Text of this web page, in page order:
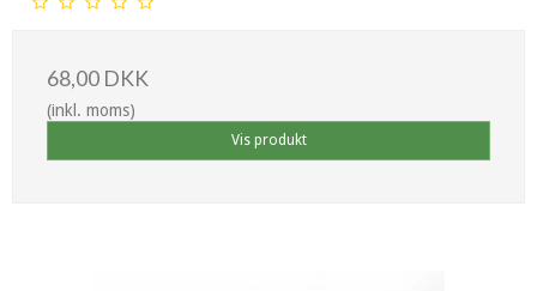
68,00 DKK
(inkl. moms)
Vis produkt